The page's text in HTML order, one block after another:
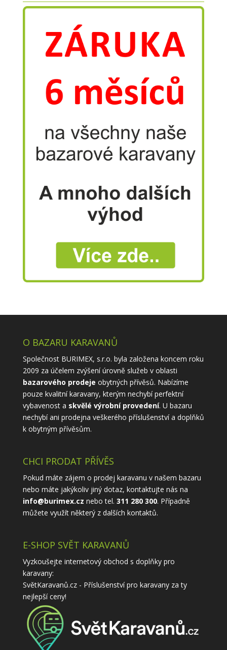
O BAZARU KARAVANŮ
Společnost BURIMEX, s.r.o. byla založena koncem roku
2009 za účelem zvýšení úrovně služeb v oblasti
bazarového prodeje obytných přívěsů. Nabízíme
pouze kvalitní karavany, kterým nechybí perfektní
vybavenost a skvělé výrobní provedení. U bazaru
nechybí ani prodejna veškerého příslušenství a doplňků
k obytným přívěsům.
CHCI PRODAT PŘÍVĚS
Pokud máte zájem o prodej karavanu v našem bazaru
nebo máte jakýkoliv jiný dotaz, kontaktujte nás na
info@burimex.cz nebo tel. 311 280 300. Případně
můžete využít některý z dalších kontaktů.
E-SHOP SVĚT KARAVANŮ
Vyzkoušejte internetový obchod s doplňky pro
karavany:
SvětKaravanů.cz - Příslušenství pro karavanyza ty
nejlepší ceny!